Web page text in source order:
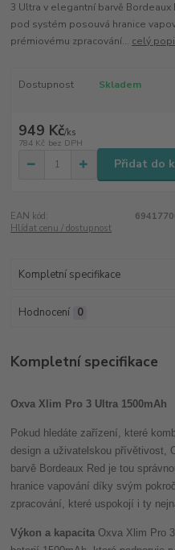
3 Ultra v elegantní barvě
pod systém posouvá hranice
prémiovému zpracování... celý
Dostupnost Skladem
949 Kč/ks
784 Kč bez DPH
Přidat do
EAN kód:
Hlídat cenu / dostupnost
Kompletní specifikace
Hodnocení 0
Kompletní specifikace
Oxva Xlim Pro 3 Ultra 1500mAh
Pokud hledáte zařízení, které
design a uživatelskou přívětivost,
barvě Bordeaux Red je tou
hranice vapování díky svým
zpracování, které uspokojí i ty
Výkon a kapacita Oxva Xlim Pro